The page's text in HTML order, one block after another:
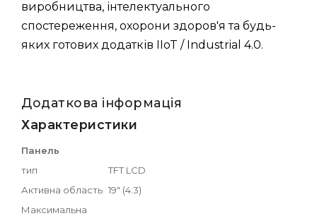
виробництва, інтелектуального
спостереження, охорони здоров'я та будь-
яких готових додатків IIoT / Industrial 4.0.
Додаткова інформація
Характеристики
Панель
тип
TFT LCD
Активна область 19" (4:3)
Максимальна